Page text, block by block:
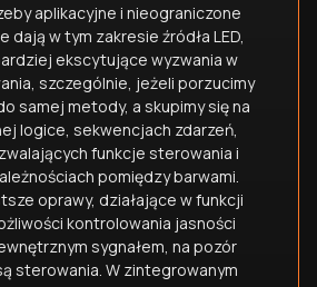
aplikacyjne i nieograniczone
dają w tym zakresie źródła LED,
ekscytujące wyzwania w
szczególnie, jeżeli porzucimy
samej metody, a skupimy się na
logice, sekwencjach zdarzeń,
funkcje sterowania i
pomiędzy barwami.
oprawy, działające w funkcji
kontrolowania jasności
sygnałem, na pozór
sterowania. W zintegrowanym